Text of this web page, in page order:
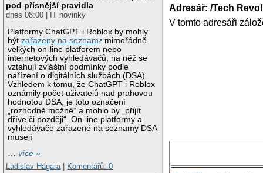
pod přísnější pravidla
dnes 08:00 | IT novinky
Platformy ChatGPT i Roblox by mohly
býtzařazeny na seznam
mimořádně
velkých on-line platforem nebo
internetových vyhledávačů, na něž se
vztahují zvláštní podmínky podle
nařízení o digitálních službách (DSA).
Vzhledem k tomu, že ChatGPT i Roblox
oznámily počet uživatelů nad prahovou
hodnotou DSA, je toto označení
„rozhodně možné“ a mohlo by „přijít
dříve či později“. On-line platformy a
vyhledávače zařazené na seznamy DSA
musejí
…více »
Ladislav Hagara
Komentářů: 0
Adresář: /Tech
V tomto adresáři